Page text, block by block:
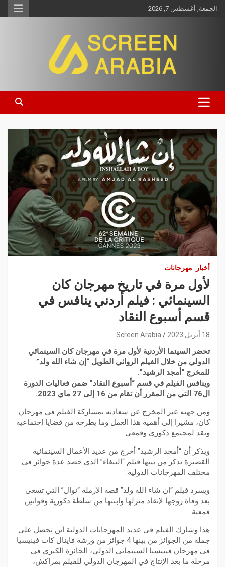
الجمعة, أغسطس 7, 2026
Screen Arabia
أخبار مهرجانات
لأول مرة في تاريخ مهرجان كان
السينمائي : فيلم أردني ينافس في
قسم أسبوع النقاد
18 أبريل 2023 Screen Arabia
تحضر السينما الأردنية لأول مرة في مهرجان كان السينمائي
الدولي من خلال الفيلم الروائي الطويل “إن شاء الله ولد”
للمخرج “أمجد الرشيد”.
وينافس الفيلم في قسم “أسبوع النقاد” ضمن فعاليات الدورة
ال76 التي من المقرر أن تقام من 16 إلى 27 ماي 2023.
ومن جهته عبر المخرج عن سعادته بمشاركة الفيلم في مهرجان
كان، مشيرا إلى أهمية هذا العمل وما يطرحه من قضايا إجتماعية
ونقد لمجتمع ذكوري وقمعي.
ويذكر أن “أمجد الرشيد” أخرج من عديد الأعمال السينمائية
القصيرة نذكر من بينها فيلم “الببغاء” الذي حصد عدة جوائز في
مختلف المهرجانات الدولية.
ويسرد فيلم “ان شاء الله ولد” قصة الأرملة “نوال” التي تسعى
بعد وفاة زوجها لإنقاذ منزلها وابنتها من سلطة ذكورية وقوانين
قمعية.
هذا وشارك الفيلم في عديد المهرجانات الدولية أين تحصل على
جملة من الجوائز من بينها 4 جوائز من ورشة فاينال كات فينيسيا
في مهرجان فينيسيا السينمائي الدولي، الجائزة الكبرى في
مرحلة ما بعد الإنتاج في المهرجان الدولي للفيلم بمراكش،